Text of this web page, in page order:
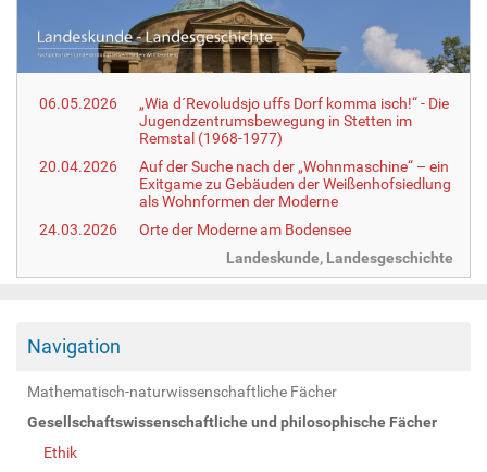
:
06.05.2026
„Wia d´Revoludsjo uffs Dorf komma isch!“ - Die
Jugendzentrumsbewegung in Stetten im
Remstal (1968-1977)
20.04.2026
Auf der Suche nach der „Wohnmaschine“ – ein
Exitgame zu Gebäuden der Weißenhofsiedlung
als Wohnformen der Moderne
24.03.2026
Orte der Moderne am Bodensee
Landeskunde, Landesgeschichte
Navigation
Mathematisch-naturwissenschaftliche Fächer
Gesellschaftswissenschaftliche und philosophische Fächer
Ethik